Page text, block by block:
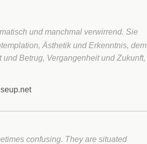
und manchmal verwirrend. Sie
Ästhetik und Erkenntnis, dem
Betrug, Vergangenheit und Zukunft,
confusing. They are situated